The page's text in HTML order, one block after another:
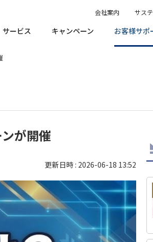
サービス キャンペーン お客様サポ
会社案内 サス
が開催
更新日時 : 2026-06-18 13:52